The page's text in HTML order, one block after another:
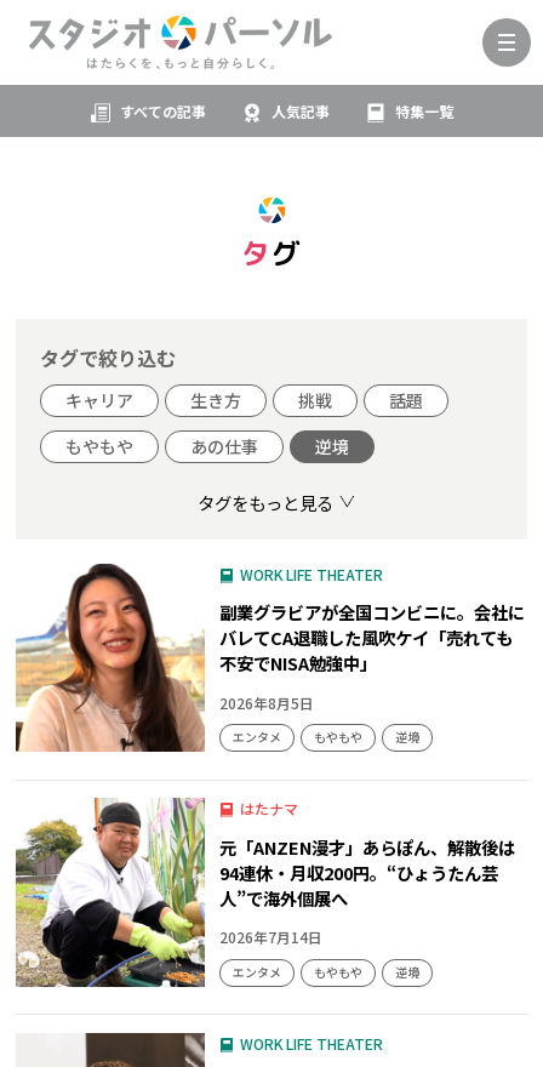
すべての記事 人気記事 特集一覧
タグ
タグで絞り込む
キャリア 生き方 挑戦
話題
もやもや
あの仕事 逆境
タグをもっと見る
WORK LIFE THEATER
副業グラビアが全国コンビニに。会社に
バレてCA退職した風吹ケイ「売れても
不安でNISA勉強中」
2026年8月5日
エンタメ もやもや 逆境
はたナマ
元「ANZEN漫才」あらぽん、解散後は
94連休・月収200円。“ひょうたん芸
人”で海外個展へ
2026年7月14日
エンタメ もやもや 逆境
WORK LIFE THEATER